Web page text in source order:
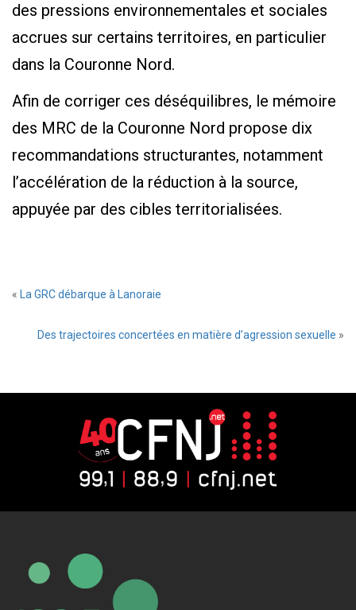
des pressions environnementales et sociales
accrues sur certains territoires, en particulier
dans la Couronne Nord.
Afin de corriger ces déséquilibres, le mémoire
des MRC de la Couronne Nord propose dix
recommandations structurantes, notamment
l’accélération de la réduction à la source,
appuyée par des cibles territorialisées.
« La GRC débarque à Lanoraie
Des trajectoires concertées en matière d’agression sexuelle »